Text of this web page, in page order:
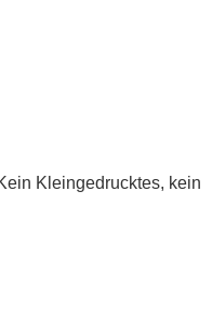
Kleingedrucktes, kein